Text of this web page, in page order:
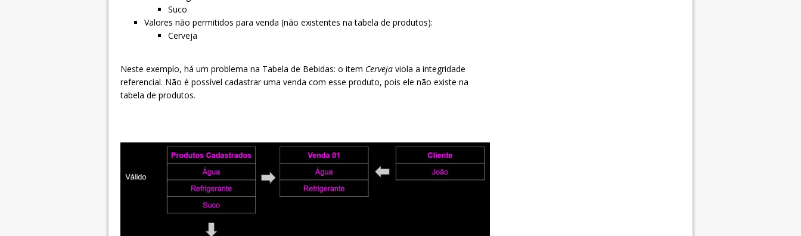
Suco
Valores não permitidos para venda (não existentes na tabela de produtos):
Cerveja
Neste exemplo, há um problema na Tabela de Bebidas: o item Cerveja viola a integridade
referencial. Não é possível cadastrar uma venda com esse produto, pois ele não existe na
tabela de produtos.